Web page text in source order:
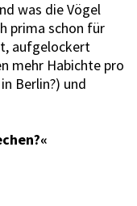
was die Vögel
prima schon für
aufgelockert
mehr Habichte pro
Berlin?) und